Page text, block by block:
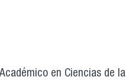
en Ciencias de la